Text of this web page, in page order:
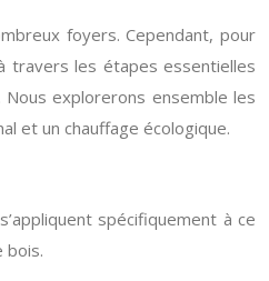
foyers. Cependant, pour
travers les étapes essentielles
explorerons ensemble les
et un chauffage écologique.
spécifiquement à ce
bois.